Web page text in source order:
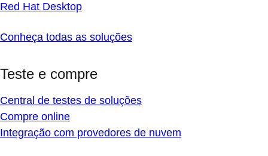
Red Hat Desktop
Conheça todas as soluções
Teste e compre
Central de testes de soluções
Compre online
Integração com provedores de nuvem